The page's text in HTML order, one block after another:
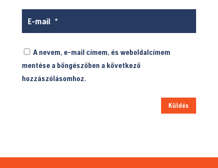
A nevem, e-mail címem, és weboldalcímem
mentése a böngészőben a következő
hozzászólásomhoz.
Küldés